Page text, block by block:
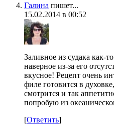
Галина пишет...
15.02.2014 в 00:52
Заливное из судака как-
наверное из-за его
вкусное! Рецепт очень
филе готовится в
смотрится и так
попробую из
[Ответить]